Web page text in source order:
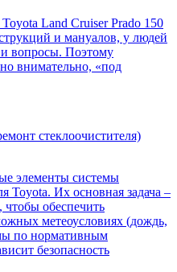
Land Cruiser Prado 150
и мануалов, у людей
вопросы. Поэтому
внимательно, «под
стеклоочистителя)
элементы системы
Toyota. Их основная задача –
чтобы обеспечить
метеоусловиях (дождь,
по нормативным
безопасность